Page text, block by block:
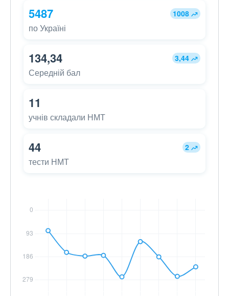
5487 1008
по Україні
134,34 3,44
Середній бал
11
учнів складали НМТ
44 2
тести НМТ